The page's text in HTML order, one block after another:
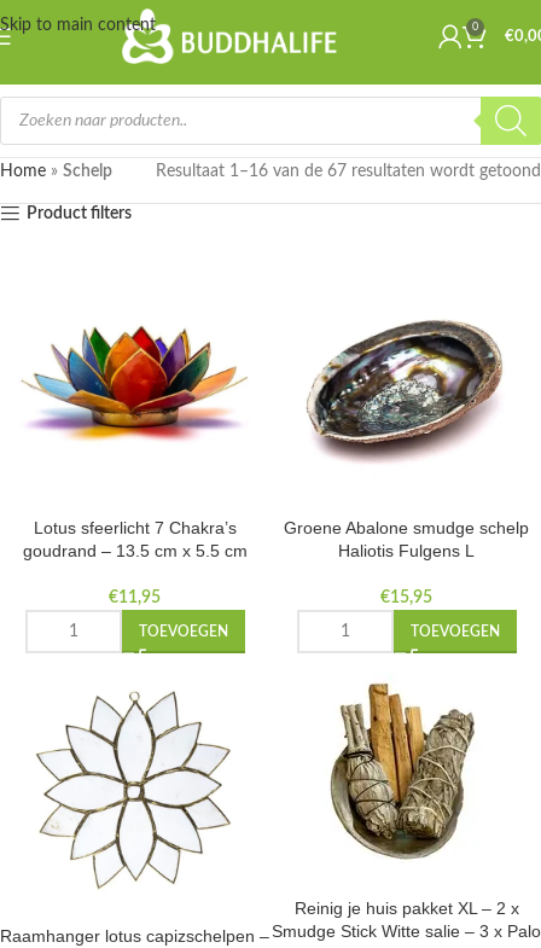
Skip to main content 0
€
Home » Schelp Resultaat 1–16 van de 67 resultaten wordt getoond
Product filters
Lotus sfeerlicht 7 Chakra’s
goudrand – 13.5 cm x 5.5 cm
€11,95
TOEVOEGEN
Groene Abalone smudge schelp
Haliotis Fulgens L
€15,95
TOEVOEGEN
Raamhanger lotus capizschelpen –
Reinig je huis pakket XL – 2 x
Smudge Stick Witte salie – 3 x Palo